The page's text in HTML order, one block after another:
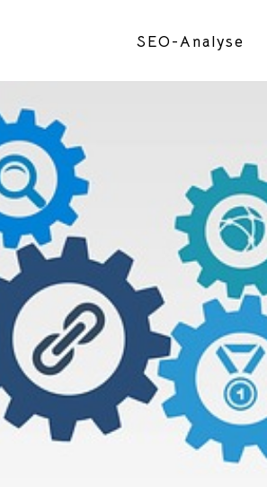
SEO-Analyse